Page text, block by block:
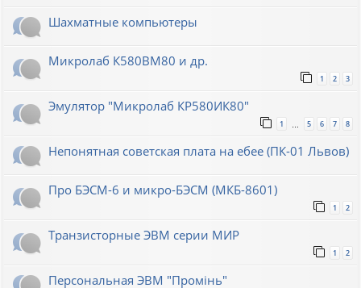
Шахматные компьютеры
Микролаб К580ВМ80 и др.
1 2 3
Эмулятор "Микролаб КР580ИК80"
1 … 5 6 7 8
Непонятная советская плата на ебее (ПК-01 Львов)
Про БЭСМ-6 и микро-БЭСМ (МКБ-8601)
1 2
Транзисторные ЭВМ серии МИР
1 2
Персональная ЭВМ "Промiнь"